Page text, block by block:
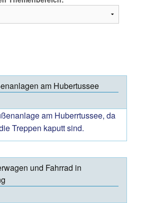
am Hubertussee
am Huberrtussee, da
Treppen kaputt sind.
und Fahrrad in